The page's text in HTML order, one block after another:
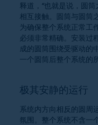
释道，“也就是说，圆
相互接触。圆筒与圆筒
为确保整个系统正常工
必须非常精确。安装过
成的圆筒围绕受驱动的
一个圆筒后整个系统的
极其安静的运行
系统内方向相反的圆周
氛围。整个系统不含一